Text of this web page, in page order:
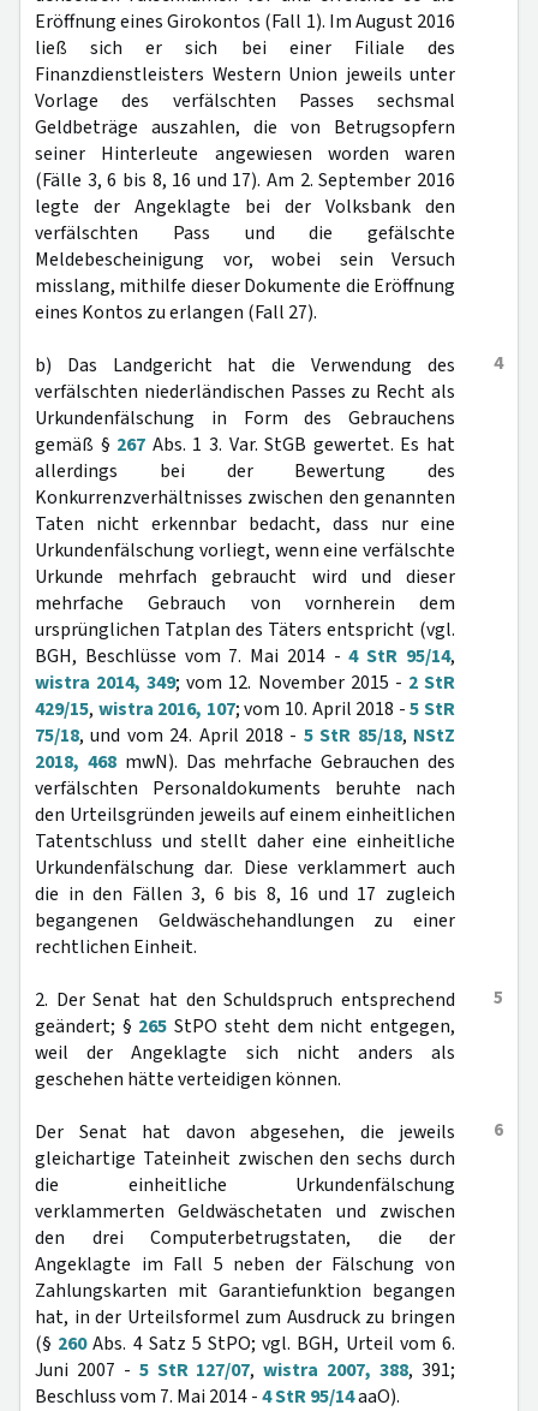
Eröffnung eines Girokontos (Fall 1). Im August 2016
ließ sich er sich bei einer Filiale des
Finanzdienstleisters Western Union jeweils unter
Vorlage des verfälschten Passes sechsmal
Geldbeträge auszahlen, die von Betrugsopfern
seiner Hinterleute angewiesen worden waren
(Fälle 3, 6 bis 8, 16 und 17). Am 2. September 2016
legte der Angeklagte bei der Volksbank den
verfälschten Pass und die gefälschte
Meldebescheinigung vor, wobei sein Versuch
misslang, mithilfe dieser Dokumente die Eröffnung
eines Kontos zu erlangen (Fall 27).
4
b) Das Landgericht hat die Verwendung des
verfälschten niederländischen Passes zu Recht als
Urkundenfälschung in Form des Gebrauchens
gemäß § 267 Abs. 1 3. Var. StGB gewertet. Es hat
allerdings bei der Bewertung des
Konkurrenzverhältnisses zwischen den genannten
Taten nicht erkennbar bedacht, dass nur eine
Urkundenfälschung vorliegt, wenn eine verfälschte
Urkunde mehrfach gebraucht wird und dieser
mehrfache Gebrauch von vornherein dem
ursprünglichen Tatplan des Täters entspricht (vgl.
BGH, Beschlüsse vom 7. Mai 2014 -4 StR 95/14,
wistra 2014, 349; vom 12. November 2015 - 2 StR
429/15, wistra 2016, 107; vom 10. April 2018 -5 StR
75/18, und vom 24. April 2018 - 5 StR 85/18, NStZ
2018, 468mwN). Das mehrfache Gebrauchen des
verfälschten Personaldokuments beruhte nach
den Urteilsgründen jeweils auf einem einheitlichen
Tatentschluss und stellt daher eine einheitliche
Urkundenfälschung dar. Diese verklammert auch
die in den Fällen 3, 6 bis 8, 16 und 17 zugleich
begangenen Geldwäschehandlungen zu einer
rechtlichen Einheit.
5
2. Der Senat hat den Schuldspruch entsprechend
geändert; § 265 StPO steht dem nicht entgegen,
weil der Angeklagte sich nicht anders als
geschehen hätte verteidigen können.
6
Der Senat hat davon abgesehen, die jeweils
gleichartige Tateinheit zwischen den sechs durch
die einheitliche Urkundenfälschung
verklammerten Geldwäschetaten und zwischen
den drei Computerbetrugstaten, die der
Angeklagte im Fall 5 neben der Fälschung von
Zahlungskarten mit Garantiefunktion begangen
hat, in der Urteilsformel zum Ausdruck zu bringen
(§ 260Abs. 4 Satz 5 StPO; vgl. BGH, Urteil vom 6.
Juni 2007 - 5 StR 127/07,wistra 2007, 388, 391;
Beschluss vom 7. Mai 2014 -4 StR 95/14aaO).